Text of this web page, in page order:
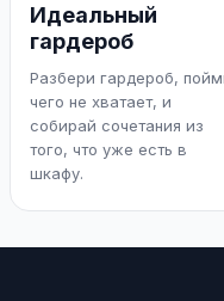
Идеальный
гардероб
Разбери гардероб,
чего не хватает, и
собирай сочетания из
того, что уже есть в
шкафу.